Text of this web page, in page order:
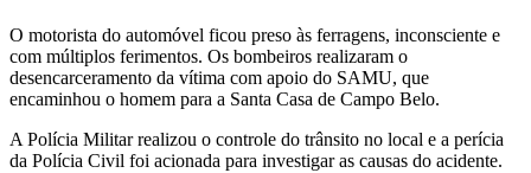
O motorista do automóvel ficou preso às ferragens, inconsciente e
com múltiplos ferimentos. Os bombeiros realizaram o
desencarceramento da vítima com apoio do SAMU, que
encaminhou o homem para a Santa Casa de Campo Belo.
A Polícia Militar realizou o controle do trânsito no local e a perícia
da Polícia Civil foi acionada para investigar as causas do acidente.